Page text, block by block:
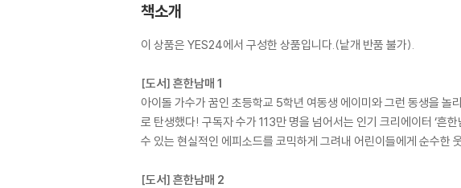
책소개
이 상품은 YES24에서 구성한 상품입니다.(낱개 반품 불가).
[도서] 흔한남매 1
아이돌 가수가 꿈인 초등학교 5학년 여동생 에이미와 그런 동생을
로 탄생했다! 구독자 수가 113만 명을 넘어서는 인기 크리에이터 ‘흔
수 있는 현실적인 에피소드를 코믹하게 그려내 어린이들에게 순수한
[도서] 흔한남매 2